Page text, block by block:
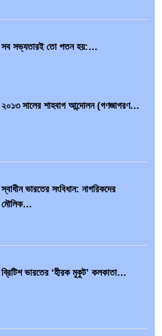
সব সভ্যতারই তো পতন হয়:…
২০১৩ সালের শাহবাগ আন্দোলন (গণজাগরণ…
স্বাধীন ভারতের সংবিধান: নাগরিকদের
মৌলিক…
ব্রিটিশ ভারতের ‘হীরক মুকুট’ কলকাতা…